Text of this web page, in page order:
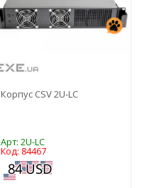
Корпус CSV 2U-LC
Арт: 2U-LC
Код: 84467